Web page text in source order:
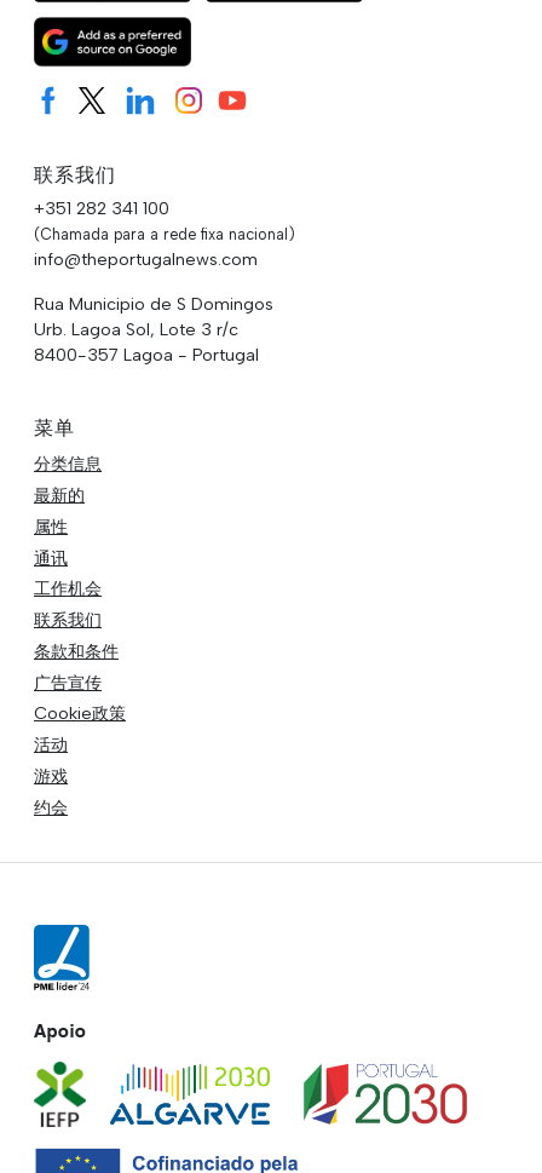
联系我们
+351 282 341 100
(Chamada para a rede fixa nacional)
info@theportugalnews.com
Rua Municipio de S Domingos
Urb. Lagoa Sol, Lote 3 r/c
8400-357 Lagoa - Portugal
菜单
分类信息
最新的
属性
通讯
工作机会
联系我们
条款和条件
广告宣传
Cookie政策
活动
游戏
约会
Apoio